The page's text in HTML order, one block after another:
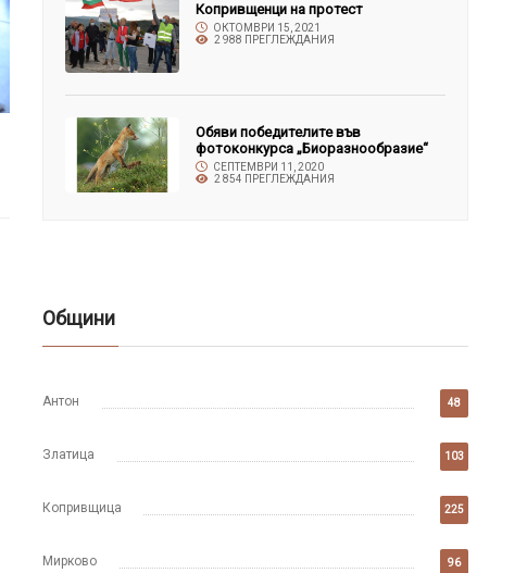
Копривщенци на протест
ОКТОМВРИ 15, 2021
2 988 ПРЕГЛЕЖДАНИЯ
Обяви победителите във
фотоконкурса „Биоразнообразие“
СЕПТЕМВРИ 11, 2020
2 854 ПРЕГЛЕЖДАНИЯ
Общини
Антон 48
Златица 103
Копривщица 225
Мирково 96